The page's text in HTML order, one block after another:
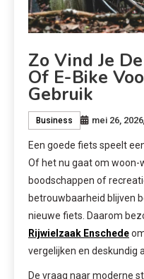
Zo Vind Je
Of E-Bike
Gebruik
Business mei 26, 2026
Een goede fiets speelt
Of het nu gaat om woon-
boodschappen of
betrouwbaarheid blijven
nieuwe fiets. Daarom
Rijwielzaak Enschede
vergelijken en deskundig
De vraag naar moderne